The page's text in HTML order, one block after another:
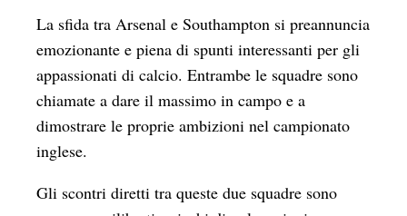
La sfida tra Arsenal e Southampton si preannuncia
emozionante e piena di spunti interessanti per gli
appassionati di calcio. Entrambe le squadre sono
chiamate a dare il massimo in campo e a
dimostrare le proprie ambizioni nel campionato
inglese.
Gli scontri diretti tra queste due squadre sono